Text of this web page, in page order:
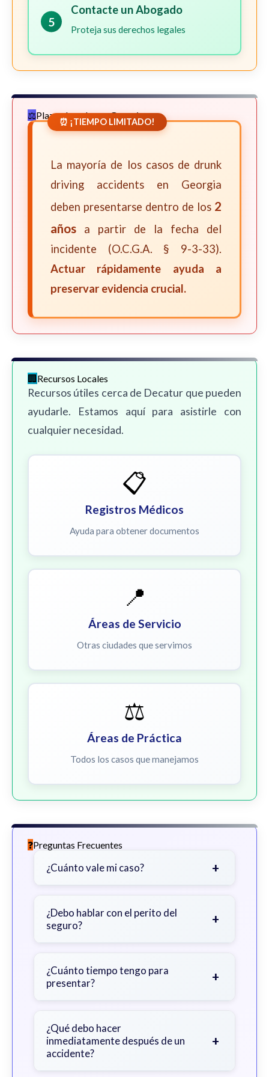
5
Contacte un Abogado
Proteja sus derechos legales
Plazos Legales en Georgia
⏰ ¡TIEMPO LIMITADO!
La mayoría de los casos de drunk
driving accidents en Georgia
deben presentarse dentro de los 2
años a partir de la fecha del
incidente (O.C.G.A. § 9-3-33).
Actuar rápidamente ayuda a
preservar evidencia crucial.
Recursos Locales
Recursos útiles cerca de Decatur que pueden
ayudarle. Estamos aquí para asistirle con
cualquier necesidad.
📋
Registros Médicos
Ayuda para obtener documentos
📍
Áreas de Servicio
Otras ciudades que servimos
⚖️
Áreas de Práctica
Todos los casos que manejamos
Preguntas Frecuentes
¿Cuánto vale mi caso? +
gravedad de sus lesiones, facturas
médicas, tiempo fuera del trabajo y
¿Debo hablar con el perito del
seguro?
+
primero con un abogado para evitar
declaraciones que perjudiquen su
¿Cuánto tiempo tengo para
presentar?
+
con excepciones. Consulte para
obtener orientación específica.
¿Qué debo hacer
inmediatamente después de un
accidente?
+